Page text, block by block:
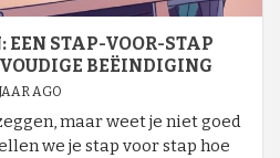
EEN STAP-VOOR-STAP
BEËINDIGING
AGO
maar weet je niet goed
we je stap voor stap hoe